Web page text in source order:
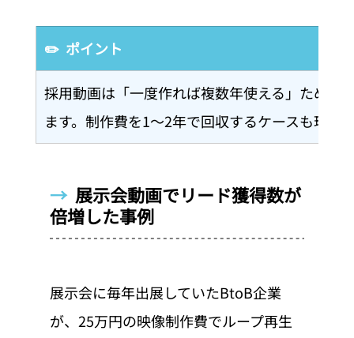
✏️  ポイント
採用動画は「一度作れば複数年使える」ため、
ます。制作費を1〜2年で回収するケースも珍し
→ 展示会動画でリード獲得数が
倍増した事例
展示会に毎年出展していたBtoB企業
が、25万円の映像制作費でループ再生